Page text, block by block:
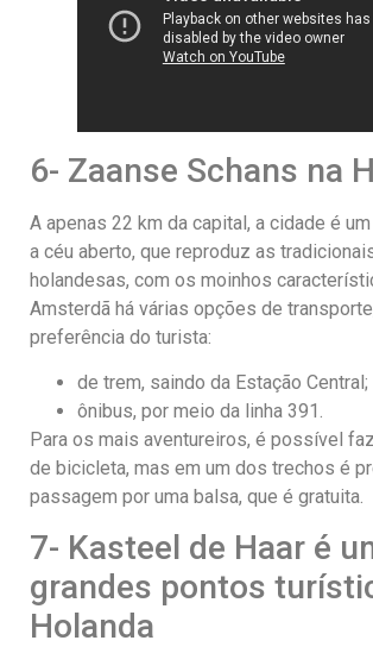
6- Zaanse Schans na
A apenas 22 km da capital, a cidade é
a céu aberto, que reproduz as
holandesas, com os moinhos
Amsterdã há várias opções de
preferência do turista:
de trem, saindo da Estação Central;
ônibus, por meio da linha 391.
Para os mais aventureiros, é possível
de bicicleta, mas em um dos trechos é
passagem por uma balsa, que é gratuita.
7- Kasteel de Haar é
grandes pontos
Holanda